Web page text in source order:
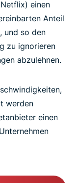
einen
Anteil
und so den
zu ignorieren
abzulehnen.
werden
einen